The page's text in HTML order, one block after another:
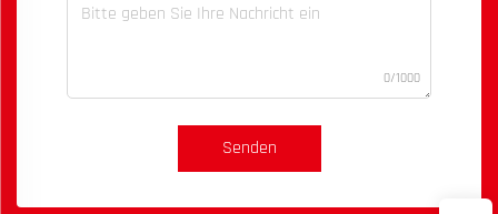
0/1000
Senden